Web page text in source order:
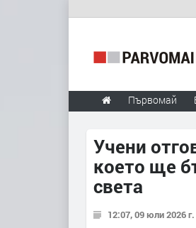
Първомай
Учени
което ще
света
12:07, 09 юли 2026 г.